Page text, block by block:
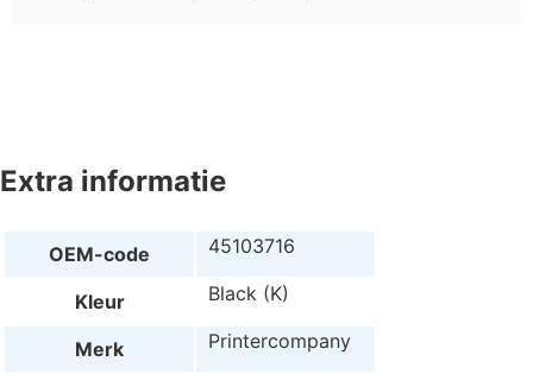
Extra informatie
OEM-code 45103716
Kleur Black (K)
Merk Printercompany